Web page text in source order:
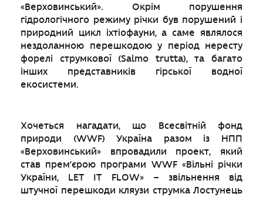
«Верховинський». Окрім порушення
гідрологічного режиму річки був порушений і
природний цикл іхтіофауни, а саме являлося
нездоланною перешкодою у період нересту
форелі струмкової (Salmo trutta), та багато
інших представників гірської водної
екосистеми.
Хочеться нагадати, що Всесвітній фонд
природи (WWF) Україна разом із НПП
«Верховинський» впровадили проект, який
став прем’єрою програми WWF «Вільні річки
України, LET IT FLOW» – звільнення від
штучної перешкоди кляузи струмка Лостунець